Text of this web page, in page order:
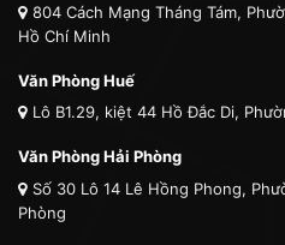
804 Cách Mạng Tháng Tám,
Hồ Chí Minh
Văn Phòng Huế
Lô B1.29, kiệt 44 Hồ Đắc Di,
Văn Phòng Hải Phòng
Số 30 Lô 14 Lê Hồng Phong,
Phòng